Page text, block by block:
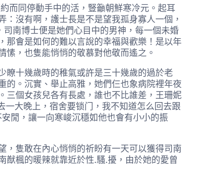
同停動手中的活，豎籲朝鮮寒冷元。起耳
沒有啊，護士長是不是望我孤身寡人一個，
南博士便是她們心目中的男神，每一個未婚
那會是如何的難以言說的幸福與歡樂！是以年
，也隻能悄悄的敬慕對他敬而遙之。
十幾歲時的稚氣或許是三十幾歲的過於老
的。沉實、舉止高雅，她們仨也象病院裡年夜
三個女孩兒各有長處，誰也不比誰差，王珊妮
一大晚上，宿舍要锁门，我不知道怎么回去跟
閒，讓一向寒峻沉穩如他也會有小小的振
隻敢在內心悄悄的祈盼有一天可以獲得司南
猷楓的暖辣就靠近於性.騷.擾，由於她的愛曾